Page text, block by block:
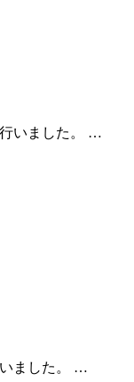
いました。 …
ました。 …